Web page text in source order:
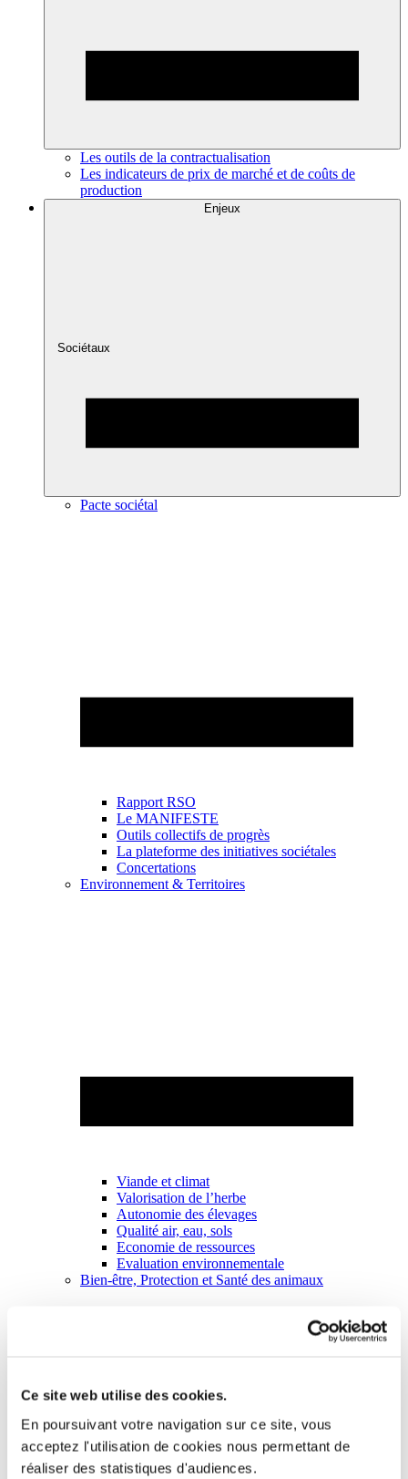
Ce site web utilise des cookies.
En poursuivant votre navigation sur ce site, vous
acceptez l'utilisation de cookies nous permettant de
réaliser des statistiques d'audiences.
Les outils de la contractualisation
Les indicateurs de prix de marché et de coûts de
production
Enjeux
Sociétaux
Pacte sociétal
Rapport RSO
Le MANIFESTE
Outils collectifs de progrès
La plateforme des initiatives sociétales
Concertations
Environnement & Territoires
Viande et climat
Valorisation de l’herbe
Autonomie des élevages
Qualité air, eau, sols
Economie de ressources
Evaluation environnementale
Bien-être, Protection et Santé des animaux